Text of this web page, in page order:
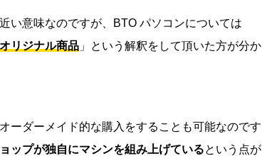
い意味なのですが、BTO パソコンについては
リジナル商品 」という解釈をして頂いた方が分か
ーダーメイド的な購入をすることも可能なのです
ップが独自にマシンを組み上げているという点が